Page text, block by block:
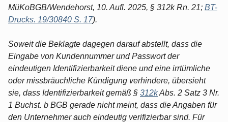
MüKoBGB/Wendehorst, 10. Aufl. 2025, § 312k Rn. 21; BT-
Drucks. 19/30840 S. 17).
Soweit die Beklagte dagegen darauf abstellt, dass die
Eingabe von Kundennummer und Passwort der
eindeutigen Identifizierbarkeit diene und eine irrtümliche
oder missbräuchliche Kündigung verhindere, übersieht
sie, dass Identifizierbarkeit gemäß § 312kAbs. 2 Satz 3 Nr.
1 Buchst. b BGB gerade nicht meint, dass die Angaben für
den Unternehmer auch eindeutig verifizierbar sind. Für